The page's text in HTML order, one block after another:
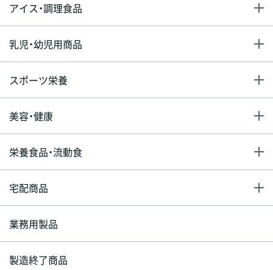
アイス・調理食品
乳児・幼児用商品
スポーツ栄養
美容・健康
栄養食品・流動食
宅配商品
業務用製品
製造終了商品